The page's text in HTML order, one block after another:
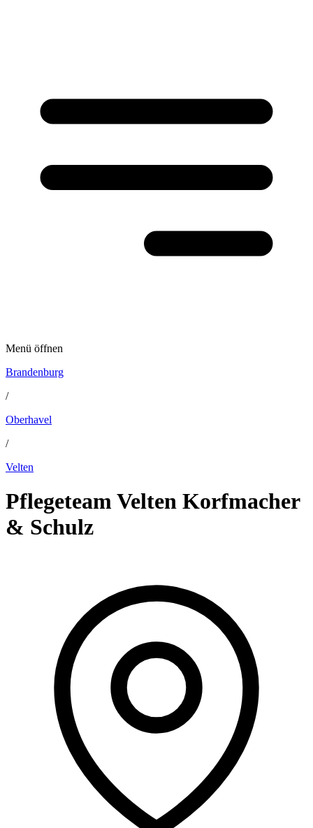
Menü öffnen
Brandenburg
/
Oberhavel
/
Velten
Pflegeteam Velten Korfmacher
& Schulz